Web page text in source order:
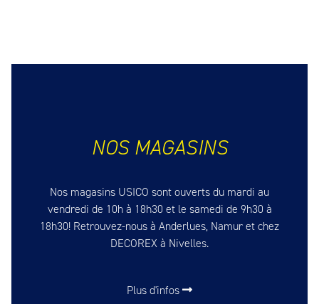
NOS MAGASINS
Nos magasins USICO sont ouverts du mardi au
vendredi de 10h à 18h30 et le samedi de 9h30 à
18h30! Retrouvez-nous à Anderlues, Namur et chez
DECOREX à Nivelles.
Plus d'infos